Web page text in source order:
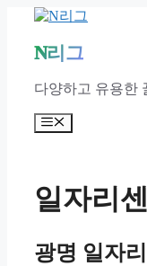
contentN리그
다양하고 유용한
Menu
일자리
광명 일자